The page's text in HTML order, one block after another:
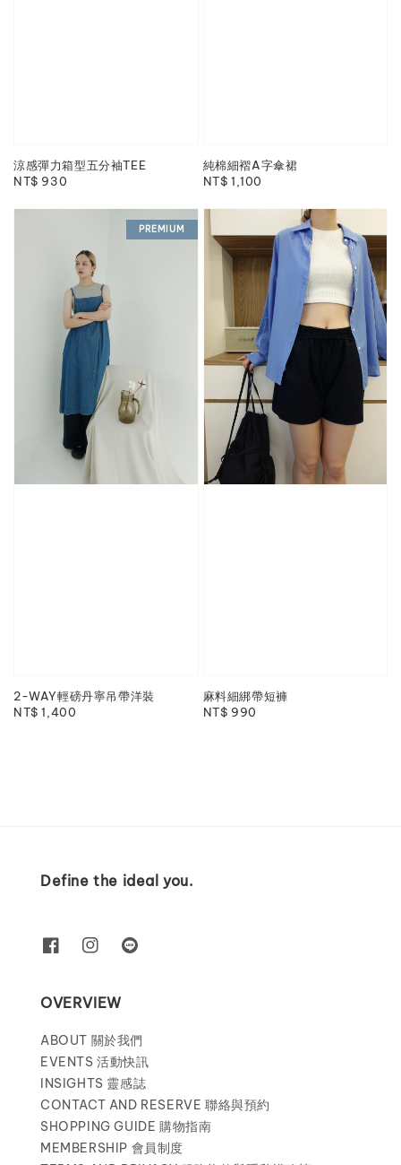
涼感彈力箱型五分袖TEE
Regular
NT$ 930
純棉細褶A字傘裙
Regular
NT$ 1,100
PREMIUM
2-WAY輕磅丹寧吊帶洋裝
Regular
NT$ 1,400
麻料細綁帶短褲
Regular
NT$ 990
Define the ideal you.
OVERVIEW
ABOUT 關於我們
EVENTS 活動快訊
INSIGHTS 靈感誌
CONTACT AND RESERVE 聯絡與預約
SHOPPING GUIDE 購物指南
MEMBERSHIP 會員制度